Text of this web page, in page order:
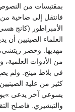
بمقتبسات من
فانتقل إلى ضاحية
الأمبراطور (كانج
العلماء الصينيين
مهديها. وحضر
من الأدوات
في بلاط مينج. ولم
كثير من علية
يسوعي آخر يدعى
والتبشيري. فاصلح